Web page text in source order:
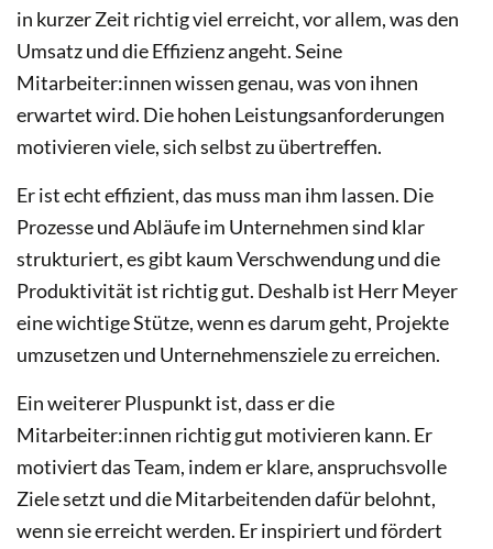
in kurzer Zeit richtig viel erreicht, vor allem, was den
Umsatz und die Effizienz angeht. Seine
Mitarbeiter:innen wissen genau, was von ihnen
erwartet wird. Die hohen Leistungsanforderungen
motivieren viele, sich selbst zu übertreffen.
Er ist echt effizient, das muss man ihm lassen. Die
Prozesse und Abläufe im Unternehmen sind klar
strukturiert, es gibt kaum Verschwendung und die
Produktivität ist richtig gut. Deshalb ist Herr Meyer
eine wichtige Stütze, wenn es darum geht, Projekte
umzusetzen und Unternehmensziele zu erreichen.
Ein weiterer Pluspunkt ist, dass er die
Mitarbeiter:innen richtig gut motivieren kann. Er
motiviert das Team, indem er klare, anspruchsvolle
Ziele setzt und die Mitarbeitenden dafür belohnt,
wenn sie erreicht werden. Er inspiriert und fördert